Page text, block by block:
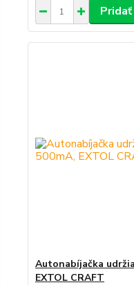
Autonabíjačka
EXTOL CRAFT